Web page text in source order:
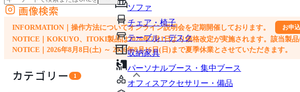
ソファ
チェア・椅子
テーブル・デスク
収納家具
パーソナルブース・集中ブース
オフィスアクセサリー・備品
外部サイトの商品をカートに追加
他のサイトで見つけた商品ページのURLを貼り付けて、カートに追加できます
画像検索
INFORMATION｜操作方法についてオンライン説明会を定期開催しております。 お申
NOTICE｜KOKUYO、ITOKI製品は2026年7月1日より価格改定が実施されます。該当製
NOTICE｜2026年8月8日(土) ～ 2026年8月16日(日)まで夏季休業とさせていただきます。
カテゴリー 1